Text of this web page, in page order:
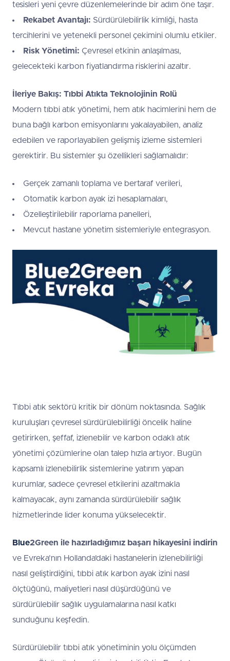
tesisleri yeni çevre düzenlemelerinde bir adım öne taşır.
Rekabet Avantajı: Sürdürülebilirlik kimliği, hasta
tercihlerini ve yetenekli personel çekimini olumlu etkiler.
Risk Yönetimi: Çevresel etkinin anlaşılması,
gelecekteki karbon fiyatlandırma risklerini azaltır.
İleriye Bakış: Tıbbi Atıkta Teknolojinin Rolü
Modern tıbbi atık yönetimi, hem atık hacimlerini hem de
buna bağlı karbon emisyonlarını yakalayabilen, analiz
edebilen ve raporlayabilen gelişmiş izleme sistemleri
gerektirir. Bu sistemler şu özellikleri sağlamalıdır:
Gerçek zamanlı toplama ve bertaraf verileri,
Otomatik karbon ayak izi hesaplamaları,
Özelleştirilebilir raporlama panelleri,
Mevcut hastane yönetim sistemleriyle entegrasyon.
Tıbbi atık sektörü kritik bir dönüm noktasında. Sağlık
kuruluşları çevresel sürdürülebilirliği öncelik haline
getirirken, şeffaf, izlenebilir ve karbon odaklı atık
yönetimi çözümlerine olan talep hızla artıyor. Bugün
kapsamlı izlenebilirlik sistemlerine yatırım yapan
kurumlar, sadece çevresel etkilerini azaltmakla
kalmayacak, aynı zamanda sürdürülebilir sağlık
hizmetlerinde lider konuma yükselecektir.
Bl ue2Green ile hazırladığımız başarı hikayesini indirin
ve Evreka’nın Hollanda’daki hastanelerin izlenebilirliği
nasıl geliştirdiğini, tıbbi atık karbon ayak izini nasıl
ölçtüğünü, maliyetleri nasıl düşürdüğünü ve
sürdürülebilir sağlık uygulamalarına nasıl katkı
sunduğunu keşfedin.
Sürdürülebilir tıbbi atık yönetiminin yolu ölçümden